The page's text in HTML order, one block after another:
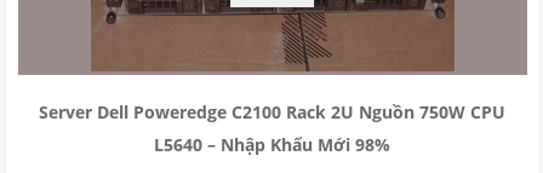
Server Dell Poweredge C2100 Rack 2U Nguồn 750W CPU
L5640 – Nhập Khẩu Mới 98%